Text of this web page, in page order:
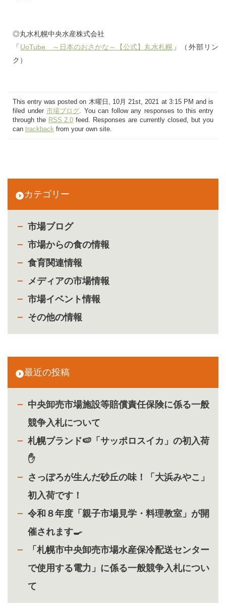
カテゴリー
市場ブログ
市場からの食の情報
食育関連情報
メディアの市場情報
市場イベント情報
その他の情報
最近の投稿
中央卸売市場施設等賠償責任保険に係る一般
競争入札について
札幌ブランド🍉「サッポロスイカ」の初入荷
✋
さっぽろが生んだ砂丘の味！「大浜みやこ」
初入荷です！
令和８年度「親子市場見学・料理教室」が開
催されます🍳
「札幌市中央卸売市場水産保冷配送センター
で使用する電力」に係る一般競争入札につい
て
◎丸水札幌中央水産株式会社
「 UoTube ～日本のおさかな～【公式】丸水札幌 」（外部リン
ク）
This entry was posted on 木曜日, 10月 21st, 2021 at 3:15 PM and is
filed under 市場ブログ. You can follow any responses to this entry
through the RSS 2.0 feed. Responses are currently closed, but you
can trackback from your own site.